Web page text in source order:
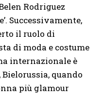
Rodriguez
Successivamente,
il ruolo di
di moda e costume
internazionale è
Bielorussia, quando
più glamour